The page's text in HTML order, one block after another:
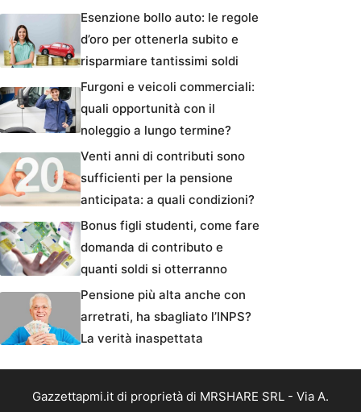
Esenzione bollo auto: le regole
d’oro per ottenerla subito e
risparmiare tantissimi soldi
Furgoni e veicoli commerciali:
quali opportunità con il
noleggio a lungo termine?
Venti anni di contributi sono
sufficienti per la pensione
anticipata: a quali condizioni?
Bonus figli studenti, come fare
domanda di contributo e
quanti soldi si otterranno
Pensione più alta anche con
arretrati, ha sbagliato l’INPS?
La verità inaspettata
Gazzettapmi.it di proprietà di MRSHARE SRL - Via A.